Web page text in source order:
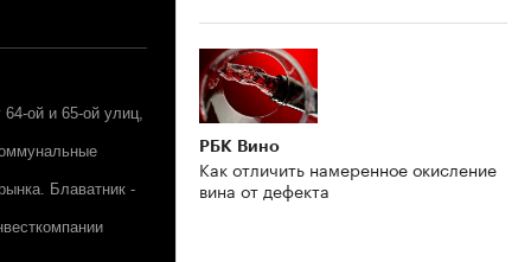
ой и 65-ой улиц,
Блаватник -
РБК Вино
Как отличить намеренное окисление
вина от дефекта